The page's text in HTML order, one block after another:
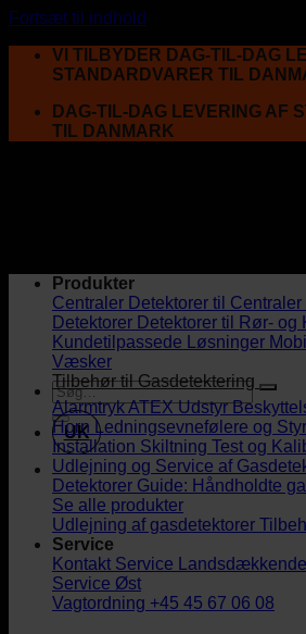
Fortsæt til indhold
VI TILBYDER DAG-TIL-DAG
STANDARDVARER TIL
DAG-TIL-DAG LEVERING AF
TIL DANMARK
UK
Produkter
Centraler Detektorer til Centraler
Detektorer Detektorer til Rør- og
Kundetilpassede Løsninger
Væsker
Tilbehør til Gasdetektering
AlarmtrykATEX Udstyr
Horn Ledningsevnefølere og
Installation Skiltning Test og
Udlejning og Service af
Detektorer Guide: Håndholdte
Se alle produkter
Udlejning af gasdetektorer
Service
Kontakt Service
Service Øst
Vagtordning +45 45 67 06 08